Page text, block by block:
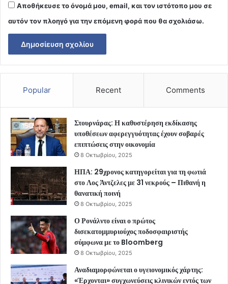
Αποθήκευσε το όνομά μου, email, και τον ιστότοπο μου σε
αυτόν τον πλοηγό για την επόμενη φορά που θα σχολιάσω.
Popular Recent Comments
Στουρνάρας: Η καθυστέρηση εκδίκασης
υποθέσεων αφερεγγυότητας έχουν σοβαρές
επιπτώσεις στην οικονομία
8 Οκτωβρίου, 2025
ΗΠΑ: 29χρονος κατηγορείται για τη φωτιά
στο Λος Άντζελες με 31 νεκρούς – Πιθανή η
θανατική ποινή
8 Οκτωβρίου, 2025
Ο Ρονάλντο είναι ο πρώτος
δισεκατομμυριούχος ποδοσφαιριστής
σύμφωνα με το Bloomberg
8 Οκτωβρίου, 2025
Αναδιαμορφώνεται ο υγειονομικός χάρτης:
«Έρχονται» συγχωνεύσεις κλινικών εντός των